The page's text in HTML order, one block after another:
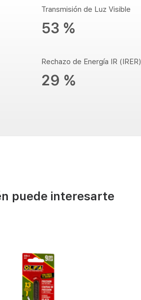
Transmisión de Luz Visible
53 %
Rechazo de Energía IR (IRER)
29 %
puede interesarte